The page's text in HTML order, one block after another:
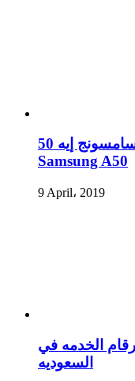
سؤال وجواب عن هاتف سامسونج إيه 50 –
Samsung A50
9 April، 2019
الخدمه في
السعوديه